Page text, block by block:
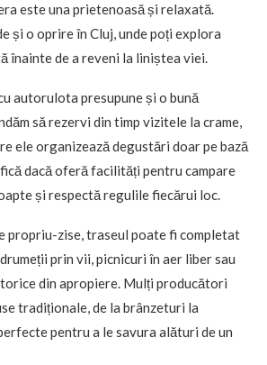
este una prietenoasă și relaxată.
și o oprire în Cluj, unde poți explora
înainte de a reveni la liniștea viei.
autorulota presupune și o bună
să rezervi din timp vizitele la crame,
ele organizează degustări doar pe bază
dacă oferă facilități pentru campare
și respectă regulile fiecărui loc.
propriu-zise, traseul poate fi completat
prin vii, picnicuri în aer liber sau
din apropiere. Mulți producători
tradiționale, de la brânzeturi la
pentru a le savura alături de un